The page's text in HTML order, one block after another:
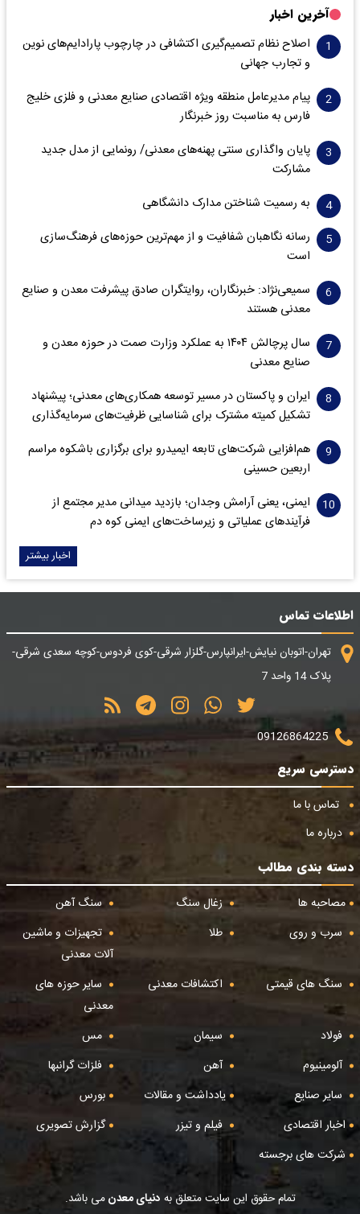
آخرین اخبار
اصلاح نظام تصمیم‌گیری اکتشافی در چارچوب پارادایم‌های نوین
و تجارب جهانی
پیام مدیرعامل منطقه ویژه اقتصادی صنایع معدنی و فلزی خلیج
فارس به مناسبت روز خبرنگار‌
پایان واگذاری‌ سنتی پهنه‌های معدنی/ رونمایی از مدل جدید
مشارکت
به رسمیت شناختن مدارک دانشگاهی
رسانه نگاهبان شفافیت و از مهم‌ترین حوزه‌های فرهنگ‌سازی
است
سمیعی‌نژاد: خبرنگاران، روایتگران صادق پیشرفت معدن و صنایع
معدنی هستند
سال پرچالش ۱۴۰۴ به عملکرد وزارت صمت در حوزه معدن و
صنایع معدنی
ایران و پاکستان در مسیر توسعه همکاری‌های معدنی؛ پیشنهاد
تشکیل کمیته مشترک برای شناسایی ظرفیت‌های سرمایه‌گذاری
هم‌افزایی شرکت‌های تابعه ایمیدرو برای برگزاری باشکوه مراسم
اربعین حسینی
ایمنی، یعنی آرامش وجدان؛ بازدید میدانی مدیر مجتمع از
فرآیندهای عملیاتی و زیرساخت‌های ایمنی کوه دم
اخبار بیشتر
اطلاعات تماس
تهران-اتوبان نیایش-ایرانپارس-گلزار شرقی-کوی فردوس-کوچه سعدی شرقی-
پلاک 14 واحد 7
09126864225
دسترسی سریع
تماس با ما
درباره ما
دسته بندی مطالب
مصاحبه ها
زغال سنگ
سنگ آهن
سرب و روی
طلا
تجهیزات و ماشین
آلات معدنی
سنگ های قیمتی
اکتشافات معدنی
سایر حوزه های
معدنی
فولاد
سیمان
مس
آلومینیوم
آهن
فلزات گرانبها
سایر صنایع
یادداشت و مقالات
بورس
اخبار اقتصادی
فیلم و تیزر
گزارش تصویری
شرکت های برجسته
تمام حقوق این سایت متعلق به دنیای معدنمی باشد.